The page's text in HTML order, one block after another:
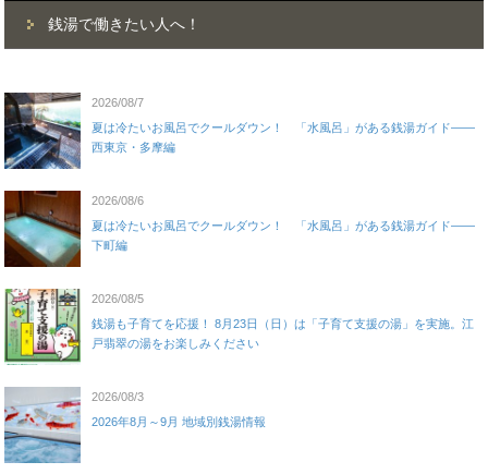
銭湯で働きたい人へ！
2026/08/7
夏は冷たいお風呂でクールダウン！ 「水風呂」がある銭湯ガイド——
西東京・多摩編
2026/08/6
夏は冷たいお風呂でクールダウン！ 「水風呂」がある銭湯ガイド——
下町編
2026/08/5
銭湯も子育てを応援！ 8月23日（日）は「子育て支援の湯」を実施。江
戸翡翠の湯をお楽しみください
2026/08/3
2026年8月～9月 地域別銭湯情報